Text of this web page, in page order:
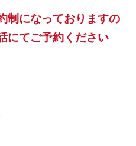
制になっておりますの
にてご予約ください